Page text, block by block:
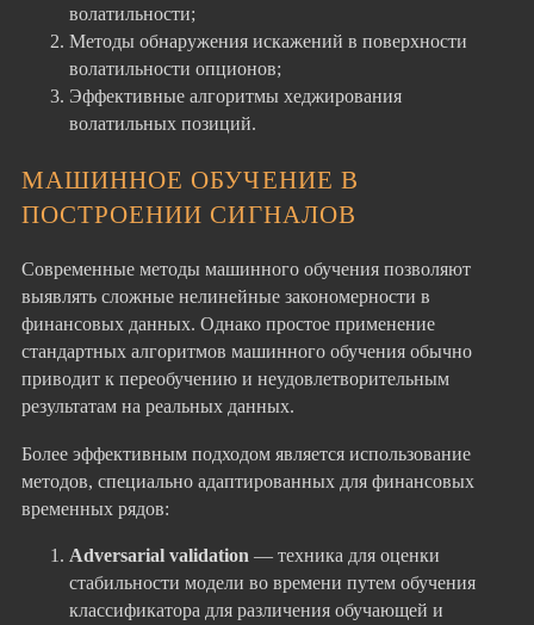
волатильности;
Методы обнаружения искажений в поверхности
волатильности опционов;
Эффективные алгоритмы хеджирования
волатильных позиций.
МАШИННОЕ ОБУЧЕНИЕ В
ПОСТРОЕНИИ СИГНАЛОВ
Современные методы машинного обучения позволяют
выявлять сложные нелинейные закономерности в
финансовых данных. Однако простое применение
стандартных алгоритмов машинного обучения обычно
приводит к переобучению и неудовлетворительным
результатам на реальных данных.
Более эффективным подходом является использование
методов, специально адаптированных для финансовых
временных рядов:
Adversarial validation — техника для оценки
стабильности модели во времени путем обучения
классификатора для различения обучающей и